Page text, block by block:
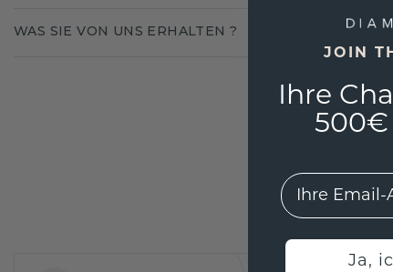
WAS SIE VON UNS ERHALTEN ?
JOIN
Ihre
500€
EMail
Ja,